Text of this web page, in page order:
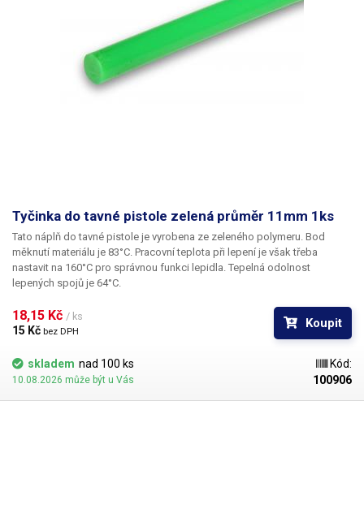
Tyčinka do tavné pistole zelená průměr 11mm 1ks
Tato náplň do tavné pistole je vyrobena ze zeleného polymeru. Bod
měknutí materiálu je 83°C. Pracovní teplota při lepení je však třeba
nastavit na 160°C pro správnou funkci lepidla. Tepelná odolnost
lepených spojů je 64°C.
18,15 Kč / ks
15 Kč bez DPH
Koupit
skladem nad 100 ks
10.08.2026 může být u Vás
Kód:
100906